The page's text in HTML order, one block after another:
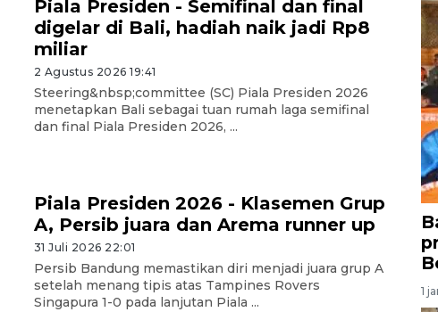
Piala Presiden - Semifinal dan final
digelar di Bali, hadiah naik jadi Rp8
miliar
2 Agustus 2026 19:41
Steering&nbsp;committee (SC) Piala Presiden 2026
menetapkan Bali sebagai tuan rumah laga semifinal
dan final Piala Presiden 2026, ...
Piala Presiden 2026 - Klasemen Grup
A, Persib juara dan Arema runner up
31 Juli 2026 22:01
Persib Bandung memastikan diri menjadi juara grup A
setelah menang tipis atas Tampines Rovers
Singapura 1-0 pada lanjutan Piala ...
1